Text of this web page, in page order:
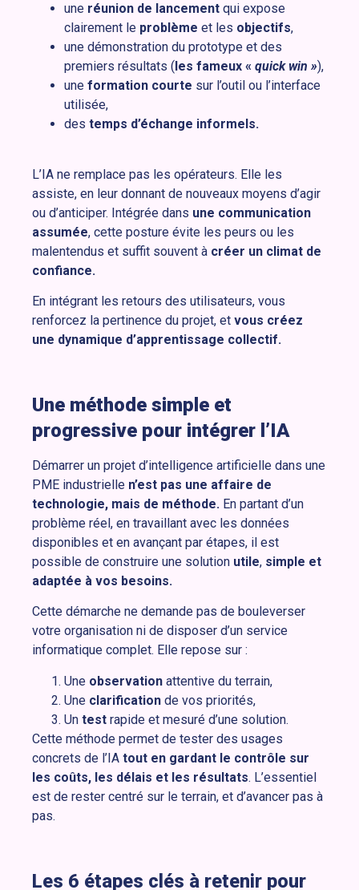
une réunion de lancement qui expose
clairement le problème et les objectifs,
une démonstration du prototype et des
premiers résultats ( les fameux « quick win »),
une formation courte sur l’outil ou l’interface
utilisée,
des temps d’échange informels.
L’IA ne remplace pas les opérateurs. Elle les
assiste, en leur donnant de nouveaux moyens d’agir
ou d’anticiper. Intégrée dans une communication
assumée, cette posture évite les peurs ou les
malentendus et suffit souvent à créer un climat de
confiance.
En intégrant les retours des utilisateurs, vous
renforcez la pertinence du projet, et vous créez
une dynamique d’apprentissage collectif.
Une méthode simple et
progressive pour intégrer l’IA
Démarrer un projet d’intelligence artificielle dans une
PME industrielle n’est pas une affaire de
technologie, mais de méthode. En partant d’un
problème réel, en travaillant avec les données
disponibles et en avançant par étapes, il est
possible de construire une solution utile, simple et
adaptée à vos besoins.
Cette démarche ne demande pas de bouleverser
votre organisation ni de disposer d’un service
informatique complet. Elle repose sur :
Une observation attentive du terrain,
Une clarification de vos priorités,
Un test rapide et mesuré d’une solution.
Cette méthode permet de tester des usages
concrets de l’IA tout en gardant le contrôle sur
les coûts, les délais et les résultats. L’essentiel
est de rester centré sur le terrain, et d’avancer pas à
pas.
Les 6 étapes clés à retenir pour